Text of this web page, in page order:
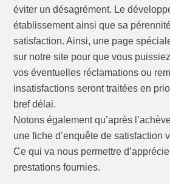
éviter un désagrément. Le
établissement ainsi que sa
satisfaction. Ainsi, une page
sur notre site pour que vous
vos éventuelles réclamations ou
insatisfactions seront traitées en
bref délai.
Notons également qu’après
une fiche d’enquête de satisfaction
Ce qui va nous permettre
prestations fournies.